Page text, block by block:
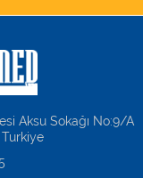
Aksu Sokağı No:9/A